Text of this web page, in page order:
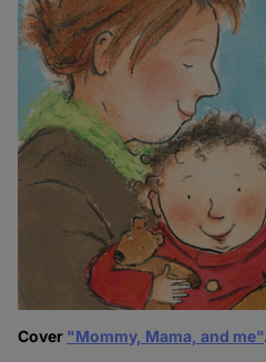
Cover "Mommy, Mama, and me"